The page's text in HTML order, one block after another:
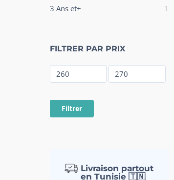
3 Ans et+ 1
FILTRER PAR PRIX
Filtrer
Livraison partout
en Tunisie 🇹🇳